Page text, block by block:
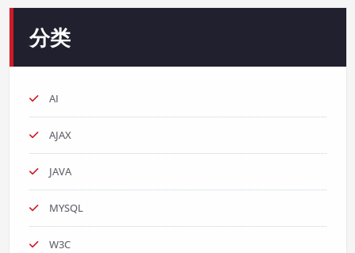
分类
AI
AJAX
JAVA
MYSQL
W3C